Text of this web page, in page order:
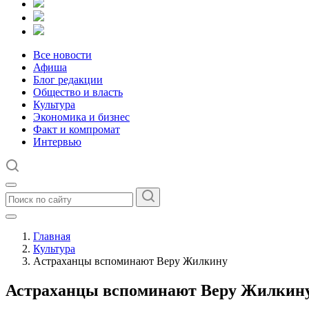
Все новости
Афиша
Блог редакции
Общество и власть
Культура
Экономика и бизнес
Факт и компромат
Интервью
Главная
Культура
Астраханцы вспоминают Веру Жилкину
Астраханцы вспоминают Веру